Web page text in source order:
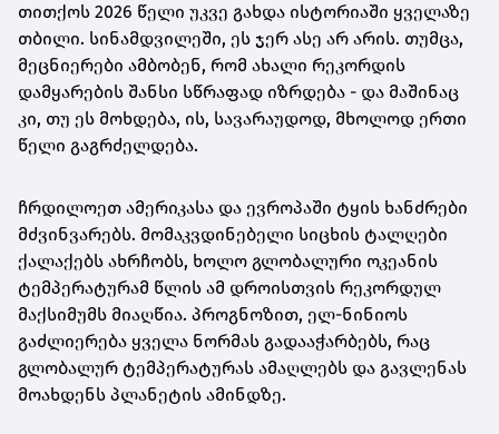
თითქოს 2026 წელი უკვე გახდა ისტორიაში ყველაზე
თბილი. სინამდვილეში, ეს ჯერ ასე არ არის. თუმცა,
მეცნიერები ამბობენ, რომ ახალი რეკორდის
დამყარების შანსი სწრაფად იზრდება - და მაშინაც
კი, თუ ეს მოხდება, ის, სავარაუდოდ, მხოლოდ ერთი
წელი გაგრძელდება.
ჩრდილოეთ ამერიკასა და ევროპაში ტყის ხანძრები
მძვინვარებს. მომაკვდინებელი სიცხის ტალღები
ქალაქებს ახრჩობს, ხოლო გლობალური ოკეანის
ტემპერატურამ წლის ამ დროისთვის რეკორდულ
მაქსიმუმს მიაღწია. პროგნოზით, ელ-ნინიოს
გაძლიერება ყველა ნორმას გადააჭარბებს, რაც
გლობალურ ტემპერატურას ამაღლებს და გავლენას
მოახდენს პლანეტის ამინდზე.